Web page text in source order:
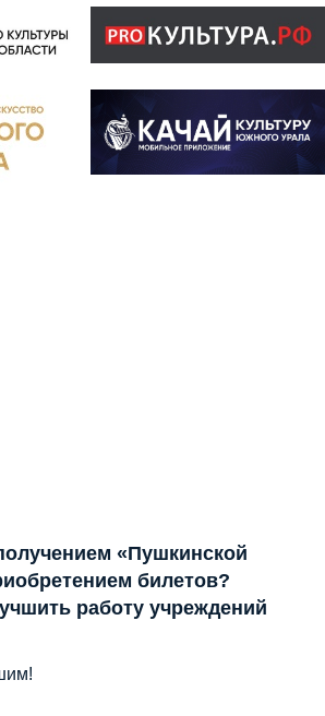
«Пушкинской
билетов?
работу учреждений